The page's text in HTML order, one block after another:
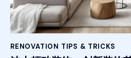
RENOVATION TIPS & TRICKS